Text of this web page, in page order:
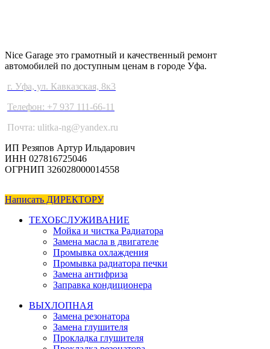
Nice Garage это грамотный и качественный ремонт
автомобилей по доступным ценам в городе Уфа.
г. Уфа, ул. Кавказская, 8к3
Телефон: +7 937 111-66-11
Почта: ulitka-ng@yandex.ru
ИП Резяпов Артур Ильдарович
ИНН 027816725046
ОГРНИП 326028000014558
Написать ДИРЕКТОРУ
ТЕХОБСЛУЖИВАНИЕ
Мойка и чистка Радиатора
Замена масла в двигателе
Промывка охлаждения
Промывка радиатора печки
Замена антифриза
Заправка кондиционера
ВЫХЛОПНАЯ
Замена резонатора
Замена глушителя
Прокладка глушителя